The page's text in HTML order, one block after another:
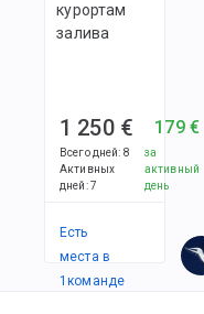
курортам
залива
1 250 €
Всего дней: 8
Активных
дней:7
179 €
за
активный
день
Есть
места в
1командe